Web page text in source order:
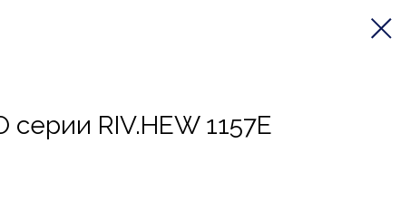
серии RIV.HEW 1157E